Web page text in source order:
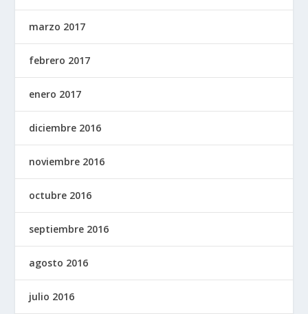
marzo 2017
febrero 2017
enero 2017
diciembre 2016
noviembre 2016
octubre 2016
septiembre 2016
agosto 2016
julio 2016